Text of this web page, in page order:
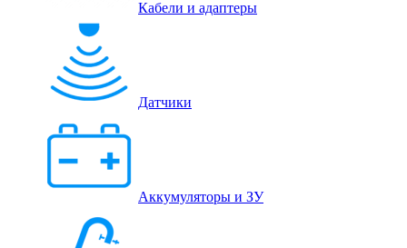
Кабели и адаптеры
Датчики
Аккумуляторы и ЗУ